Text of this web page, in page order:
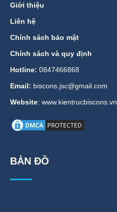
Giới thiệu
Liên hệ
Chính sách bảo mật
Chính sách và quy định
Hotline: 0847466868
Email: biscons.jsc@gmail.com
Website: www.kientrucbiscons.vn
BẢN ĐỒ